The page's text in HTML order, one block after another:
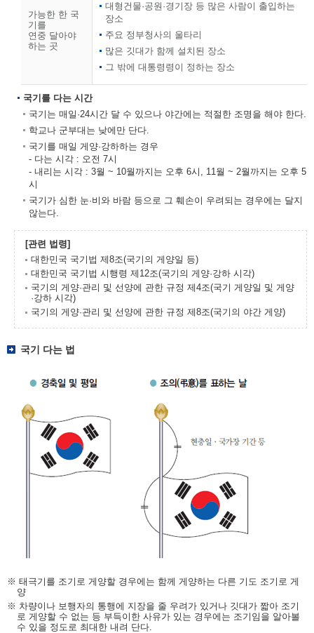
가능한 한 국
기를
연중 달아야
하는 곳
대형건물·공원·경기장 등 많은 사람이 출입하는
장소
주요 정부청사의 울타리
많은 깃대가 함께 설치된 장소
그 밖에 대통령령이 정하는 장소
국기를 다는 시간
국기는 매일·24시간 달 수 있으나 야간에는 적절한 조명을 해야 한다.
학교나 군부대는 낮에만 단다.
국기를 매일 게양·강하하는 경우
- 다는 시각 : 오전 7시
- 내리는 시각 : 3월 ~ 10월까지는 오후 6시, 11월 ~ 2월까지는 오후 5
시
국기가 심한 눈·비와 바람 등으로 그 훼손이 우려되는 경우에는 달지
않는다.
[관련 법령]
대한민국 국기법 제8조(국기의 게양일 등)
대한민국 국기법 시행령 제12조(국기의 게양·강하 시각)
국기의 게양·관리 및 선양에 관한 규정 제4조(국기 게양일 및 게양
·강하 시각)
국기의 게양·관리 및 선양에 관한 규정 제8조(국기의 야간 게양)
국기 다는 법
※ 태극기를 조기로 게양할 경우에는 함께 게양하는 다른 기도 조기로 게
양
※ 차량이나 보행자의 통행에 지장을 줄 우려가 있거나 깃대가 짧아 조기
로 게양할 수 없는 등 부득이한 사유가 있는 경우에는 조기임을 알아볼
수 있을 정도로 최대한 내려 단다.